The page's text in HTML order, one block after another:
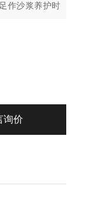
作沙浆养护时
询价